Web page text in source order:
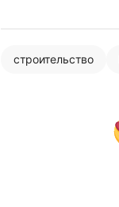
строительство